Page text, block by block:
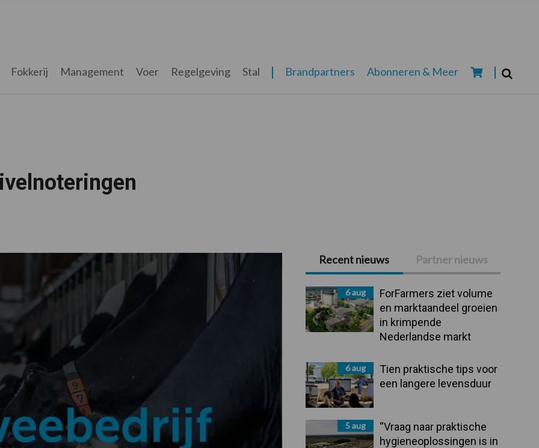
Fokkerij Management Voer Regelgeving Stal Brandpartners Abonneren & Meer
Primaire
Sidebar
Recent nieuws Partner nieuws
6 aug
ForFarmers ziet volume
en marktaandeel groeien
in krimpende
Nederlandse markt
6 aug
Tien praktische tips voor
een langere levensduur
5 aug
“Vraag naar praktische
hygieneoplossingen is in